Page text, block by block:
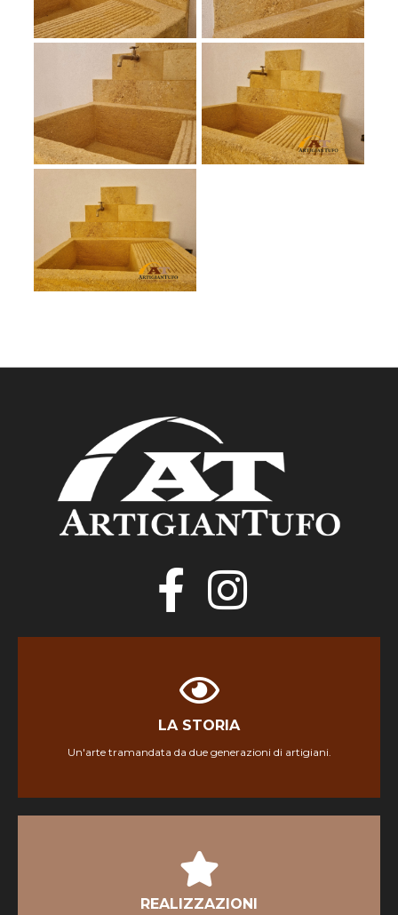
LA STORIA
Un'arte tramandata da due generazioni di artigiani.
LA STORIA
Scopri
REALIZZAZIONI
REALIZZAZIONI